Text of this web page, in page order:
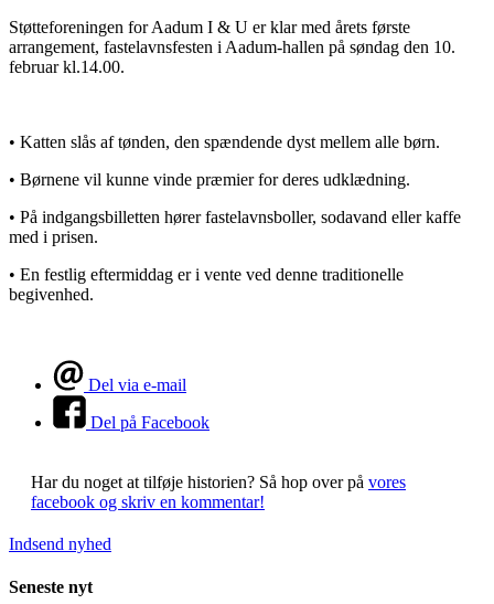
Støtteforeningen for Aadum I & U er klar med årets første
arrangement, fastelavnsfesten i Aadum-hallen på søndag den 10.
februar kl.14.00.
• Katten slås af tønden, den spændende dyst mellem alle børn.
• Børnene vil kunne vinde præmier for deres udklædning.
• På indgangsbilletten hører fastelavnsboller, sodavand eller kaffe
med i prisen.
• En festlig eftermiddag er i vente ved denne traditionelle
begivenhed.
Del via e-mail
Del på Facebook
Har du noget at tilføje historien? Så hop over på vores
facebook og skriv en kommentar!
Indsend nyhed
Seneste nyt